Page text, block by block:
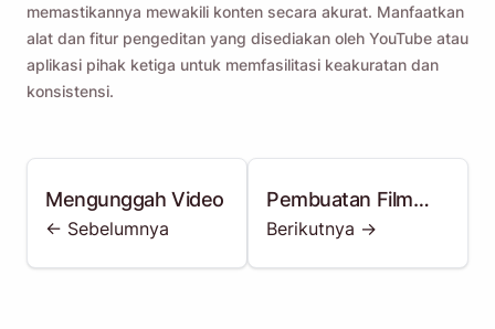
memastikannya mewakili konten secara akurat. Manfaatkan
alat dan fitur pengeditan yang disediakan oleh YouTube atau
aplikasi pihak ketiga untuk memfasilitasi keakuratan dan
konsistensi.
Mengunggah Video
<- Sebelumnya
Pembuatan Film
Pendek (Shooting)
Berikutnya ->